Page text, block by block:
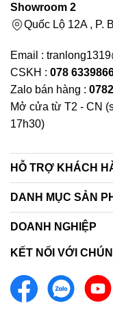
Showroom 2
Quốc Lộ 12A , P.
Email :
CSKH : 078
Zalo bán hàng :
Mở cửa từ T2 - CN
17h30)
HỖ TRỢ KHÁCH
DANH MỤC SẢN
DOANH NGHIỆP
KẾT NỐI VỚI